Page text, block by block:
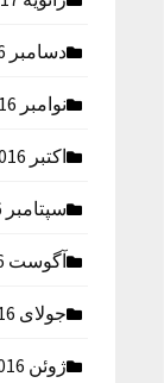
دسامبر 2016
نوامبر 2016
اکتبر 2016
سپتامبر 2016
آگوست 2016
جولای 2016
ژوئن 2016